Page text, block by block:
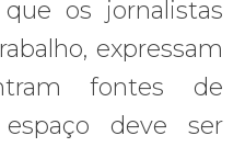
os jornalistas
expressam
fontes de
deve ser